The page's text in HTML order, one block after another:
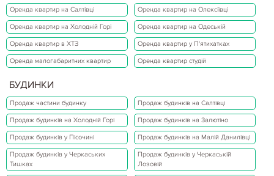
Оренда квартир на Салтівці Оренда квартир на Олексіївці
Оренда квартир на Холодній Горі Оренда квартир на Одеській
Оренда квартир в ХТЗ Оренда квартир у П'ятихатках
Оренда малогабаритних квартир Оренда квартир студій
БУДИНКИ
Продаж частини будинку Продаж будинків на Салтівці
Продаж будинків на Холодній Горі Продаж будинків на Залютіно
Продаж будинків у Пісочині Продаж будинків на Малій Данилівці
Продаж будинків у Черкаських
Тишках
Продаж будинків у Черкаській
Лозовій